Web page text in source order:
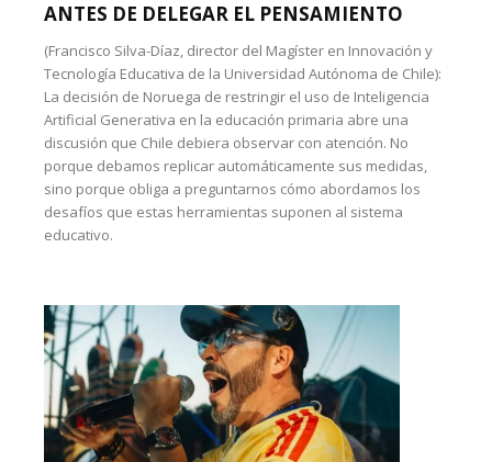
ANTES DE DELEGAR EL PENSAMIENTO
(Francisco Silva-Díaz, director del Magíster en Innovación y
Tecnología Educativa de la Universidad Autónoma de Chile):
La decisión de Noruega de restringir el uso de Inteligencia
Artificial Generativa en la educación primaria abre una
discusión que Chile debiera observar con atención. No
porque debamos replicar automáticamente sus medidas,
sino porque obliga a preguntarnos cómo abordamos los
desafíos que estas herramientas suponen al sistema
educativo.